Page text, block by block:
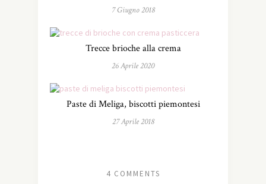
7 Giugno 2018
Trecce brioche alla crema
26 Aprile 2020
Paste di Meliga, biscotti piemontesi
27 Aprile 2018
4 COMMENTS